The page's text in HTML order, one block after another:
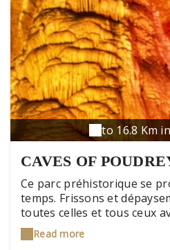
to 16.8 Km
CAVES OF
Ce parc préhistorique se
temps. Frissons et
toutes celles et tous ceux
fantastiques créatures qui
la planète durant plus de
Read more